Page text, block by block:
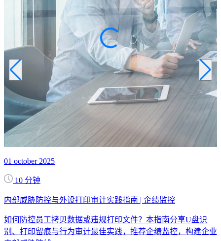
01 october 2025
10 分钟
内部威胁防控与外设打印审计实践指南 | 企绩监控
如何防控员工拷贝数据或违规打印文件？本指南分享U盘识
别、打印留痕与行为审计最佳实践，推荐企绩监控，构建企业